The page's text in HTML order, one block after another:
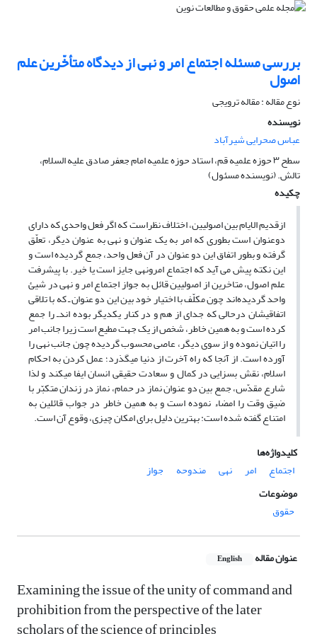
بررسی مسئله اجتماع امر و نهی از دیدگاه متأخّرین علم
اصول
نوع مقاله : مقاله ترویجی
نویسنده
عباس صحرایی شیرآباد
سطح ۳ حوزه علمیه قم، استاد حوزه علمیه امام جعفر صادق علیه السلام،
تالش. (نویسنده مسئول)
چکیده
ازقدیم الایام بین اصولیین، اختلاف نظراست که اگر فعل واحدی که دارای
دوعنوان است بطوری که امر به یک عنوان و نهی به عنوان دیگر، تعلّق
گرفته و بطور اتفاق این دو عنوان در آن فعل واحد، جمع گردیده است و
این نکته پیش می آید کهاجتماع امرونهی جایز است یا خیر. با پیشرفت
علم اصول، متاخرین از اصولیین قائل به جواز اجتماع امر و نهی در شیئ
واحد گردیده‌اند چون مکلّف با اختیار خود بین این دو عنوان ـ که با تلاقی
اتفاقیشان درحالی که جدای از هم و در کنار یکدیگر بوده اندـ را جمع
کرده است و به همین خاطر، شخص از یک جهت مطیع است زیرا جانب امر
را اتیان نموده و از سوی دیگر، عاصی محسوب گردیده چون جانب نهی را
آورده است. از آنجا که راه آخرت از دنیا می­گذرد؛ عمل کردن به احکام
اسلام، نقش بسزایی در کمال و سعادت حقیقی انسان ایفا می­کند و لذا
شارع مقدّس، جمع بین دو عنوان نماز در حمام، نماز در زندان متکبّر با
ضیق وقت را امضاء نموده است و به همین خاطر در جواب قائلین به
امتناع گفته شده است: بهترین دلیل برای امکان چیزی، وقوع آن است.
کلیدواژه‌ها
اجتماع
امر نهی مندوحه
جواز
موضوعات
حقوق
عنوان مقاله English
Examining the issue of the unity of command and
prohibition from the perspective of the later